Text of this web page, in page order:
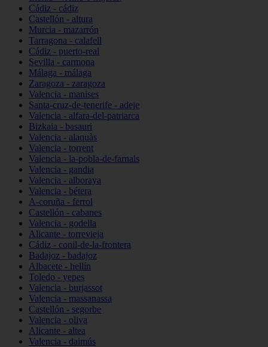
Cádiz - cádiz
Castellón - altura
Murcia - mazarrón
Tarragona - calafell
Cádiz - puerto-real
Sevilla - carmona
Málaga - málaga
Zaragoza - zaragoza
Valencia - manises
Santa-cruz-de-tenerife - adeje
Valencia - alfara-del-patriarca
Bizkaia - basauri
Valencia - alaquàs
Valencia - torrent
Valencia - la-pobla-de-farnals
Valencia - gandia
Valencia - alboraya
Valencia - bétera
A-coruña - ferrol
Castellón - cabanes
Valencia - godella
Alicante - torrevieja
Cádiz - conil-de-la-frontera
Badajoz - badajoz
Albacete - hellín
Toledo - yepes
Valencia - burjassot
Valencia - massanassa
Castellón - segorbe
Valencia - oliva
Alicante - altea
Valencia - daimús